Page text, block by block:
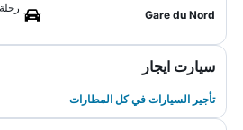
Gare du Nord
رحلة
سيارت ايجار
تأجير السيارات في كل المطارات